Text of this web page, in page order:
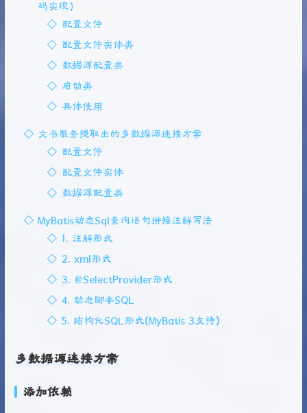
码实现）
配置文件
配置文件实体类
数据源配置类
启动类
具体使用
文书服务提取出的多数据源连接方案
配置文件
配置文件实体
数据源配置类
MyBatis动态Sql查询语句拼接注解写法
1. 注解形式
2. xml形式
3. @SelectProvider形式
4. 动态脚本SQL
5. 结构化SQL形式(MyBatis 3支持)
多数据源连接方案
添加依赖